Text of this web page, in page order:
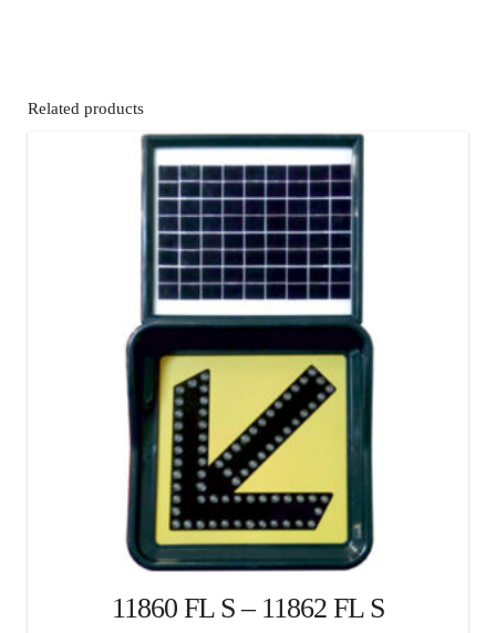
Related products
11860 FL S – 11862 FL S